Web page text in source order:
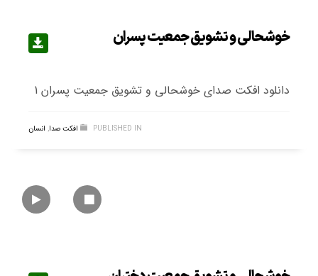
خوشحالی و تشویق جمعیت پسران
دانلود افکت صدای خوشحالی و تشویق جمعیت پسران 1
PUBLISHED IN افکت صدا, انسان